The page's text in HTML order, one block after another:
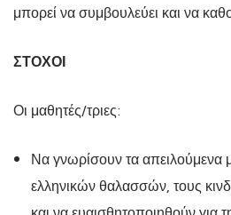
μπορεί να συμβουλεύει και να
ΣΤΟΧΟΙ
Οι μαθητές/τριες:
Να γνωρίσουν τα απειλούμενα
ελληνικών θαλασσών, τους